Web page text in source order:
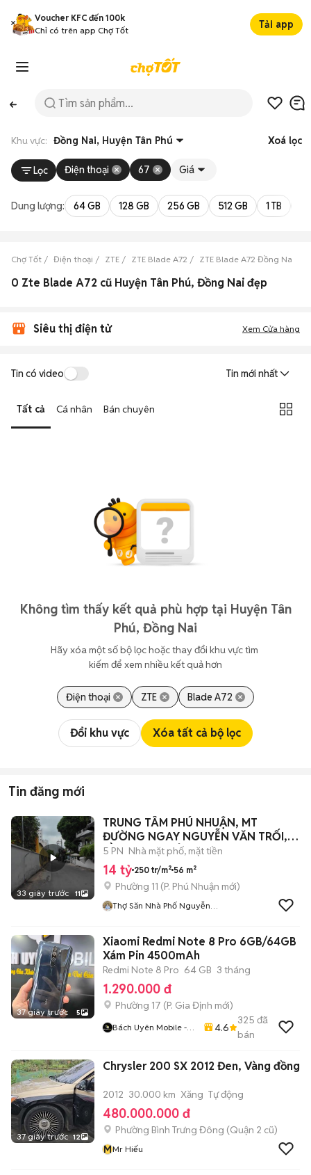
Voucher KFC đến 100k
Chỉ có trên app Chợ Tốt
Tải app
Khu vực: Đồng Nai, Huyện Tân Phú Xoá lọc
Lọc Điện thoại 67 Giá
Dung lượng: 64 GB 128 GB 256 GB 512 GB 1 TB
Chợ Tốt Điện thoại ZTE ZTE Blade A72 ZTE Blade A72 Đồng Nai
0 Zte Blade A72 cũ Huyện Tân Phú, Đồng Nai đẹp
Siêu thị điện tử Xem Cửa hàng
Tin có video Tin mới nhất
Tất cả Cá nhân Bán chuyên
Không tìm thấy kết quả phù hợp tại Huyện Tân
Phú, Đồng Nai
Hãy xóa một số bộ lọc hoặc thay đổi khu vực tìm
kiếm để xem nhiều kết quả hơn
Điện thoại ZTE Blade A72
Đổi khu vực Xóa tất cả bộ lọc
Tin đăng mới
33 giây trước 11
TRUNG TÂM PHÚ NHUẬN, MT
ĐƯỜNG NGAY NGUYỄN VĂN TRỐI, 4
TẦNG 4PN CHỈ 14T
5 PN Nhà mặt phố, mặt tiền
14 tỷ 250 tr/m² 56 m²
Phường 11 (P. Phú Nhuận mới)
Thợ Săn Nhà Phố Nguyễn
37 giây trước 5
Xiaomi Redmi Note 8 Pro 6GB/64GB
Xám Pin 4500mAh
Redmi Note 8 Pro 64 GB 3 tháng
1.290.000 đ
Phường 17 (P. Gia Định mới)
Bách Uyên Mobile -
4.6
325 đã
bán
37 giây trước 12
Chrysler 200 SX 2012 Đen, Vàng đồng
2012 30.000 km Xăng Tự động
480.000.000 đ
Phường Bình Trưng Đông (Quận 2 cũ)
MMr Hiếu